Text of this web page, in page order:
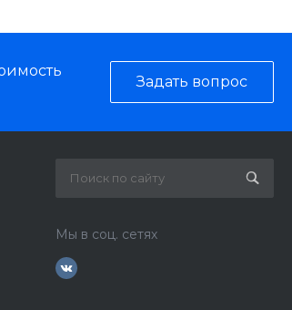
Задать вопрос
Мы в соц. сетях